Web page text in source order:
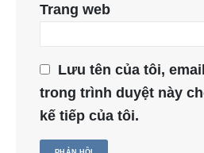
Trang web
Lưu tên của tôi,
trong trình duyệt này
kế tiếp của tôi.